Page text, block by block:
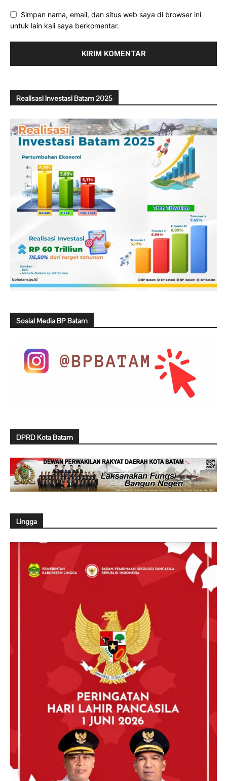
Simpan nama, email, dan situs web saya di browser ini
untuk lain kali saya berkomentar.
Realisasi Investasi Batam 2025
Sosial Media BP Batam
DPRD Kota Batam
Lingga